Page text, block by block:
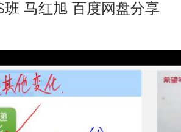
马红旭 百度网盘分享